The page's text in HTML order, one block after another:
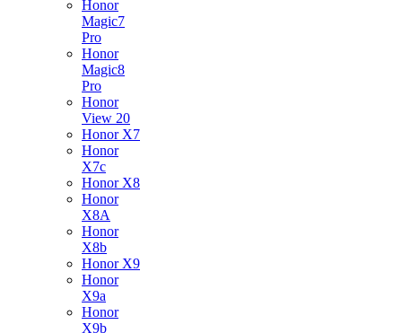
Honor
Magic7
Pro
Honor
Magic8
Pro
Honor
View 20
Honor X7
Honor
X7c
Honor X8
Honor
X8A
Honor
X8b
Honor X9
Honor
X9a
Honor
X9b